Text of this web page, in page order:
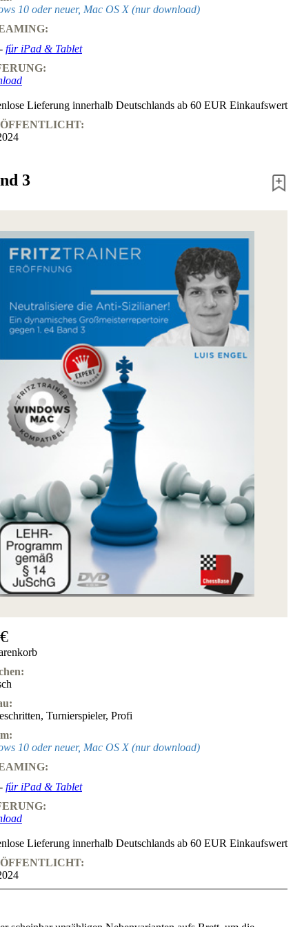
10 oder neuer, Mac OS X (nur download)
- für iPad & Tablet
Lieferung innerhalb Deutschlands ab 60 EUR Einkaufswert
3
, Turnierspieler, Profi
10 oder neuer, Mac OS X (nur download)
- für iPad & Tablet
Lieferung innerhalb Deutschlands ab 60 EUR Einkaufswert